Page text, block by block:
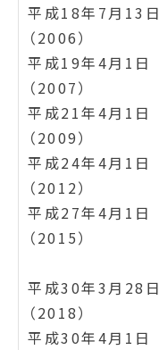
平成18年7月13日
（2006）
平成19年4月1日
（2007）
平成21年4月1日
（2009）
平成24年4月1日
（2012）
平成27年4月1日
（2015）
平成30年3月28日
（2018）
平成30年4月1日